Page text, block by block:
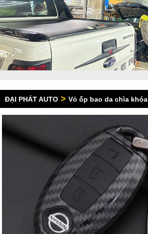
ĐẠI PHÁT AUTO > Vỏ ốp bao da chìa khóa